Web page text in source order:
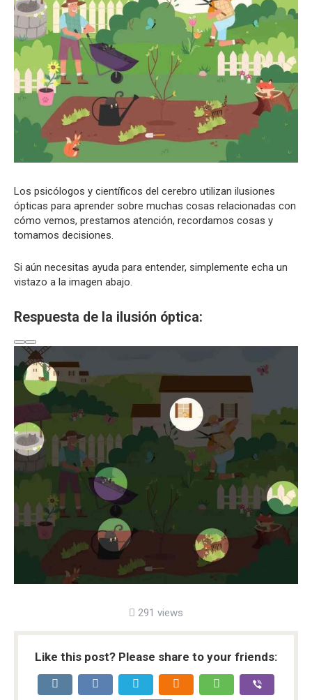
Los psicólogos y científicos del cerebro utilizan ilusiones
ópticas para aprender sobre muchas cosas relacionadas con
cómo vemos, prestamos atención, recordamos cosas y
tomamos decisiones.
Si aún necesitas ayuda para entender, simplemente echa un
vistazo a la imagen abajo.
Respuesta de la ilusión óptica:
291 views
Like this post? Please share to your friends: